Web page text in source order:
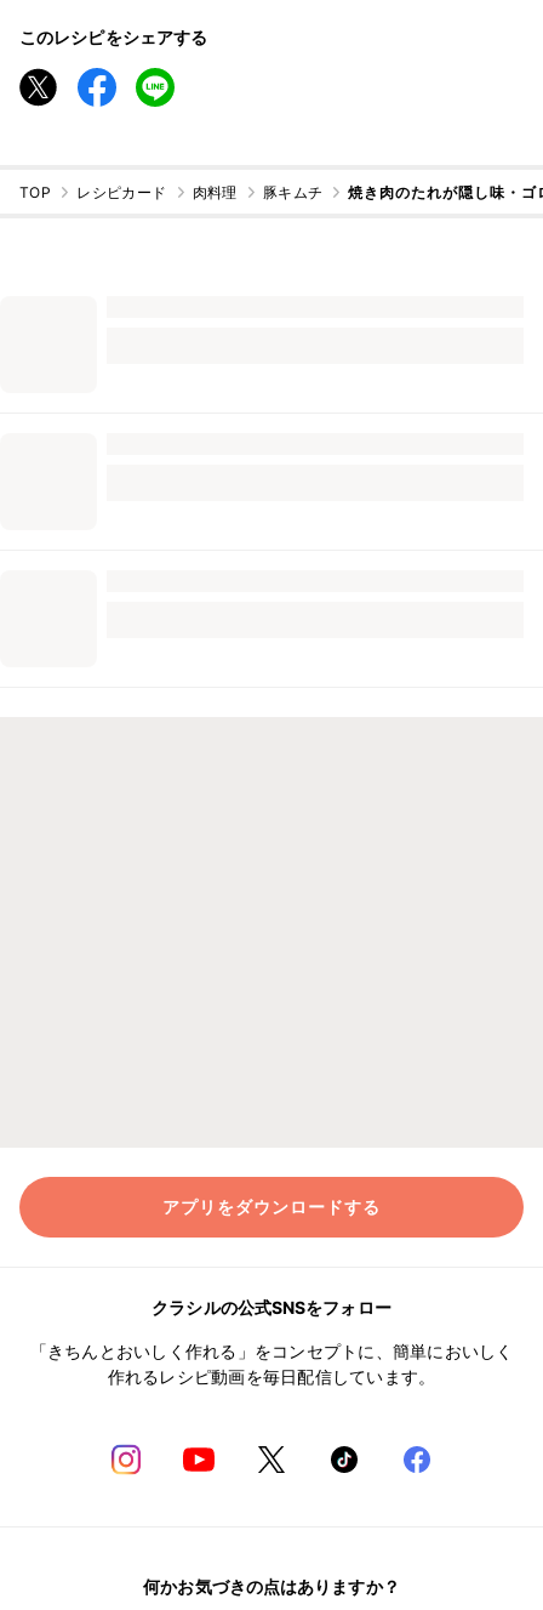
このレシピをシェアする
TOP レシピカード 肉料理 豚キムチ 焼き肉のたれが隠し味・
アプリをダウンロードする
クラシルの公式SNSをフォロー
「きちんとおいしく作れる」をコンセプトに、簡単においしく
作れるレシピ動画を毎日配信しています。
何かお気づきの点はありますか？